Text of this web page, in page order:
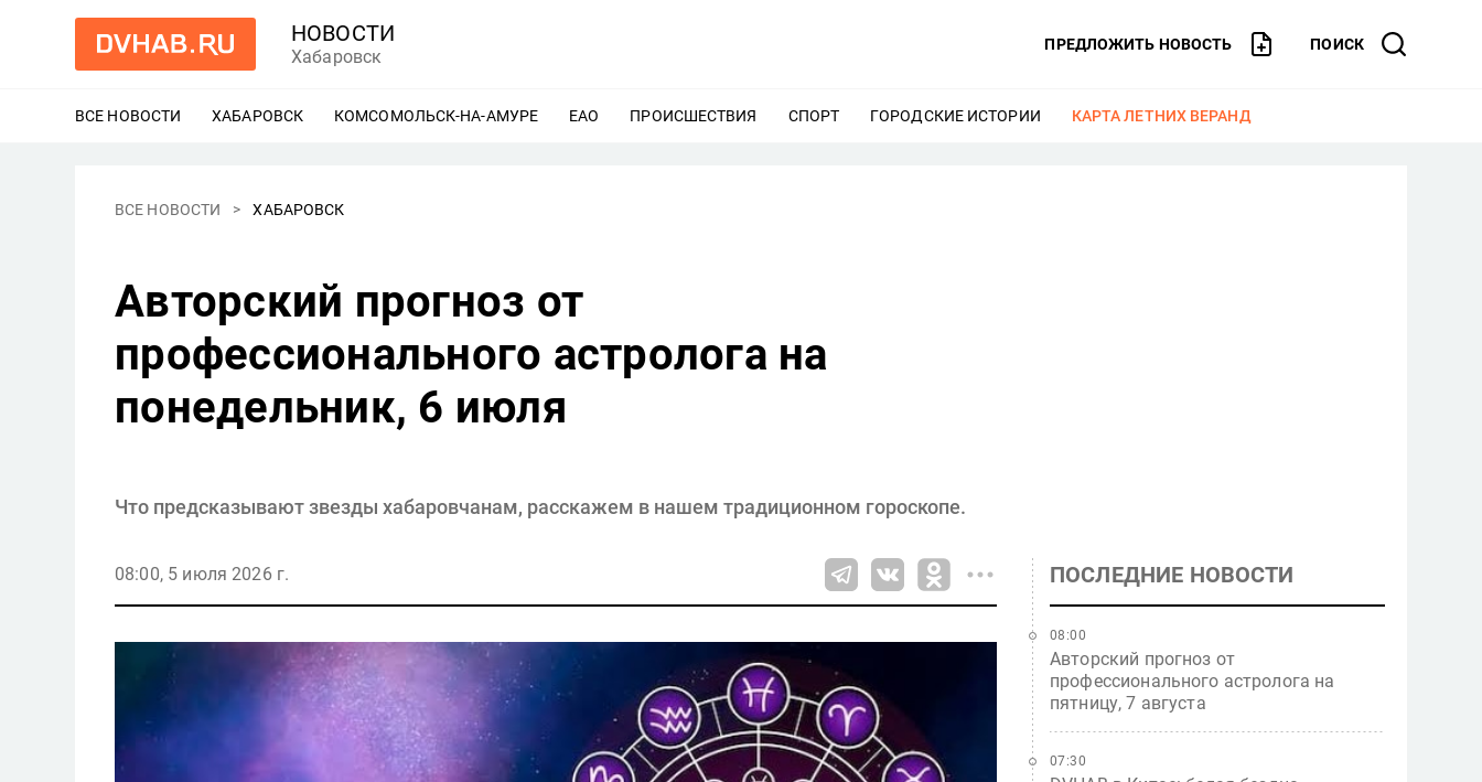
НОВОСТИ
Хабаровск
ПРЕДЛОЖИТЬ НОВОСТЬ ПОИСК
ВСЕ НОВОСТИ ХАБАРОВСК ЕЩЕ
КОМСОМОЛЬСК-НА-АМУРЕ ЕЩЕ
ЕАО ЕЩЕ
ПРОИСШЕСТВИЯ ЕЩЕ
СПОРТ ЕЩЕ
ГОРОДСКИЕ ИСТОРИИ ЕЩЕ
КАРТА ЛЕТНИХ ВЕРАНД
ВСЕ НОВОСТИ ХАБАРОВСК
Авторский прогноз от
профессионального астролога на
понедельник, 6 июля
Что предсказывают звезды хабаровчанам, расскажем в нашем традиционном гороскопе.
08:00, 5 июля 2026 г. ПОСЛЕДНИЕ НОВОСТИ
Авторский прогноз от
профессионального астролога на
пятницу, 7 августа
08:00
07:30